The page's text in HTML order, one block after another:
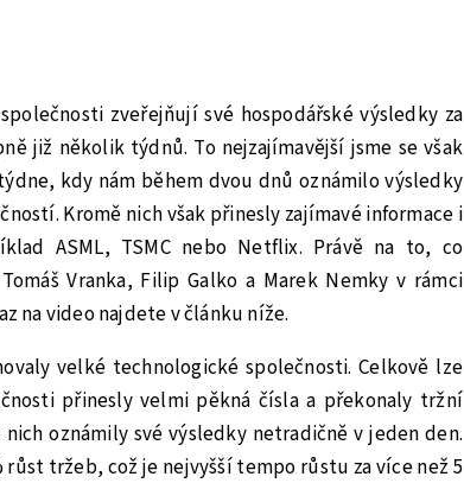
zveřejňují své hospodářské výsledky za
již několik týdnů. To nejzajímavější jsme se však
kdy nám během dvou dnů oznámilo výsledky
Kromě nich však přinesly zajímavé informace i
ASML, TSMC nebo Netflix. Právě na to, co
Vranka, Filip Galko a Marek Nemky v rámci
na video najdete v článku níže.
velké technologické společnosti. Celkově lze
přinesly velmi pěkná čísla a překonaly tržní
oznámily své výsledky netradičně v jeden den.
růst tržeb, což je nejvyšší tempo růstu za více než 5